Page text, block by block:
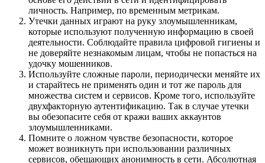
личность. Например, по временным метрикам.
Утечки данных играют на руку злоумышленникам,
которые используют полученную информацию в своей
деятельности. Соблюдайте правила цифровой гигиены и
не доверяйте незнакомым лицам, чтобы не попасться на
удочку мошенников.
Используйте сложные пароли, периодически меняйте их
и старайтесь не применять один и тот же пароль для
множества систем и сервисов. Кроме того, используйте
двухфакторную аутентификацию. Так в случае утечки
вы обезопасите себя от кражи ваших аккаунтов
злоумышленниками.
Помните о ложном чувстве безопасности, которое
может возникнуть при использовании различных
сервисов, обещающих анонимность в сети. Абсолютная